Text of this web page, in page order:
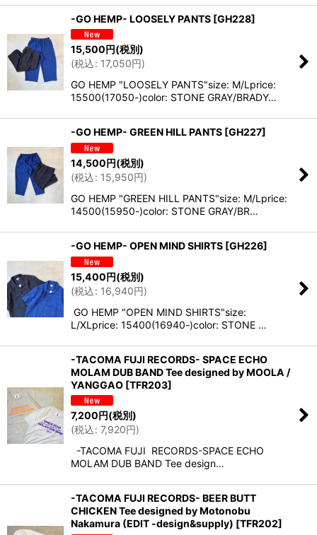
-GO HEMP- LOOSELY PANTS [GH228]
15,500円(税別)
(税込: 17,050円)
GO HEMP "LOOSELY PANTS"size: M/Lprice:
15500(17050-)color: STONE GRAY/BRADY…
-GO HEMP- GREEN HILL PANTS [GH227]
14,500円(税別)
(税込: 15,950円)
GO HEMP "GREEN HILL PANTS"size: M/Lprice:
14500(15950-)color: STONE GRAY/BR…
-GO HEMP- OPEN MIND SHIRTS [GH226]
15,400円(税別)
(税込: 16,940円)
GO HEMP "OPEN MIND SHIRTS"size:
L/XLprice: 15400(16940-)color: STONE …
-TACOMA FUJI RECORDS- SPACE ECHO
MOLAM DUB BAND Tee designed by MOOLA /
YANGGAO [TFR203]
7,200円(税別)
(税込: 7,920円)
-TACOMA FUJI RECORDS-SPACE ECHO
MOLAM DUB BAND Tee design…
-TACOMA FUJI RECORDS- BEER BUTT
CHICKEN Tee designed by Motonobu
Nakamura (EDIT -design&supply) [TFR202]